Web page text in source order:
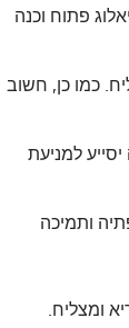
פתוח וכנה
כמו כן, חשוב
למניעת
ותמיכה
ומצליח.